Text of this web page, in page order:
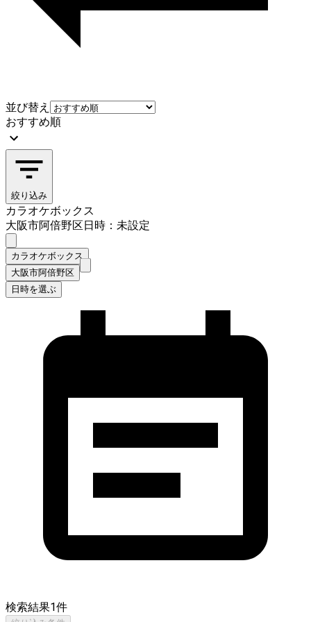
並び替え
おすすめ順
絞り込み
カラオケボックス
大阪市阿倍野区日時：未設定
カラオケボックス
大阪市阿倍野区
日時を選ぶ
検索結果1件